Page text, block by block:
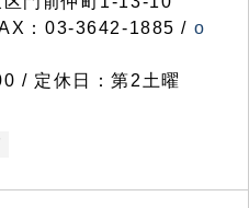
：03-3642-1885 / o
/ 定休日：第2土曜